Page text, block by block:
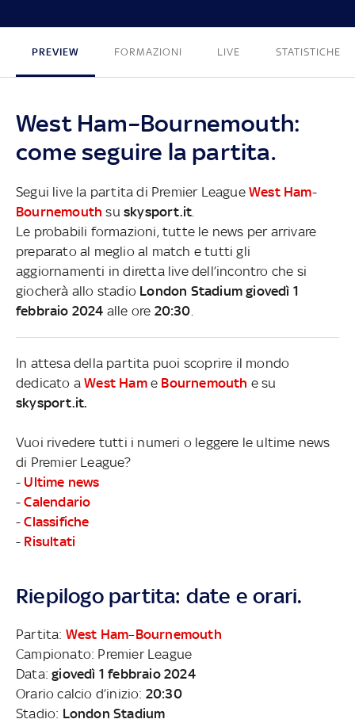
PREVIEW FORMAZIONI LIVE STATISTICHE
West Ham–Bournemouth:
come seguire la partita.
Segui live la partita di Premier League West Ham-
Bournemouth suskysport.it
Le probabili formazioni, tutte le news per arrivare
preparato al meglio al match e tutti gli
aggiornamenti in diretta live dell’incontro che si
giocherà allo stadio London Stadium giovedì 1
febbraio 2024 alle ore 20:30
In attesa della partita puoi scoprire il mondo
dedicato aWest Hame Bournemouth e su
skysport.it.
Vuoi rivedere tutti i numeri o leggere le ultime news
di Premier League?
- Ultime news
-Calendario
-Classifiche
- Risultati
Riepilogo partita: date e orari.
Partita: West Ham–Bournemouth
Campionato: Premier League
Data:giovedì 1 febbraio 2024
Orario calcio d’inizio: 20:30
Stadio: London Stadium